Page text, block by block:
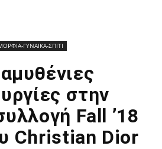
ΓΥΝΑΙΚΑ-ΣΠΙΤΙ
στην
Fall ’18
Christian Dior